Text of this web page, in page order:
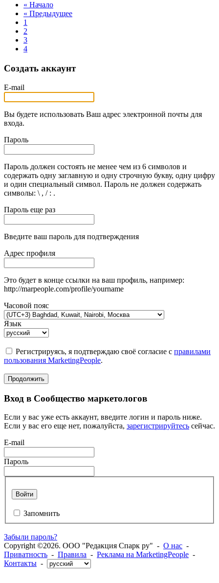
« Начало
« Предыдущее
1
2
3
4
Создать аккаунт
E-mail
Вы будете использовать Ваш адрес электронной почты для
входа.
Пароль
Пароль должен состоять не менее чем из 6 символов и
содержать одну заглавную и одну строчную букву, одну цифру
и один специальный символ. Пароль не должен содержать
символы: \ , / : .
Пароль еще раз
Введите ваш пароль для подтверждения
Адрес профиля
Это будет в конце ссылки на ваш профиль, например:
http://marpeople.com/profile/yourname
Часовой пояс
Язык
Регистрируясь, я подтверждаю своё согласие с правилами
пользования MarketingPeople.
Продолжить
Вход в Сообщество маркетологов
Если у вас уже есть аккаунт, введите логин и пароль ниже.
Если у вас его еще нет, пожалуйста, зарегистрируйтесь сейчас.
E-mail
Пароль
Войти
Запомнить
Забыли пароль?
Copyright ©2026. ООО "Редакция Спарк ру" - О нас -
Приватность - Правила - Реклама на MarketingPeople -
Контакты -